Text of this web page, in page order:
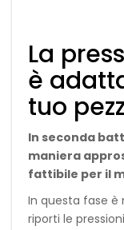
La
è
tuo
In seconda
maniera
fattibile per il
In questa fase è
riporti le